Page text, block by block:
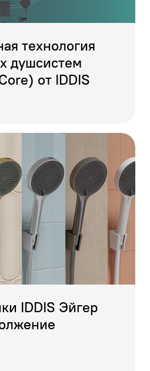
технология
душсистем
от IDDIS
IDDIS Эйгер